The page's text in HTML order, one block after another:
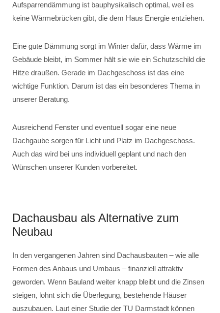
Aufsparrendämmung ist bauphysikalisch optimal, weil es
keine Wärmebrücken gibt, die dem Haus Energie entziehen.
Eine gute Dämmung sorgt im Winter dafür, dass Wärme im
Gebäude bleibt, im Sommer hält sie wie ein Schutzschild die
Hitze draußen. Gerade im Dachgeschoss ist das eine
wichtige Funktion. Darum ist das ein besonderes Thema in
unserer Beratung.
Ausreichend Fenster und eventuell sogar eine neue
Dachgaube sorgen für Licht und Platz im Dachgeschoss.
Auch das wird bei uns individuell geplant und nach den
Wünschen unserer Kunden vorbereitet.
Dachausbau als Alternative zum
Neubau
In den vergangenen Jahren sind Dachausbauten – wie alle
Formen des Anbaus und Umbaus – finanziell attraktiv
geworden. Wenn Bauland weiter knapp bleibt und die Zinsen
steigen, lohnt sich die Überlegung, bestehende Häuser
auszubauen. Laut einer Studie der TU Darmstadt können